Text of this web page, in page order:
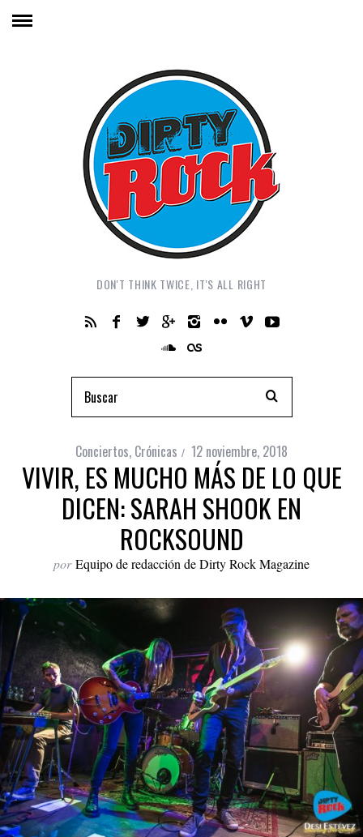
DON'T THINK TWICE, IT'S ALL RIGHT
Conciertos, Crónicas 12 noviembre, 2018
VIVIR, ES MUCHO MÁS DE LO QUE
DICEN: SARAH SHOOK EN
ROCKSOUND
por Equipo de redacción de Dirty Rock Magazine